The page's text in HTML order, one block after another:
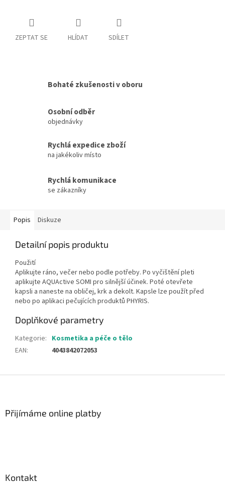
ZEPTAT SE HLÍDAT SDÍLET
Bohaté zkušenosti v oboru
Osobní odběr
objednávky
Rychlá expedice zboží
na jakékoliv místo
Rychlá komunikace
se zákazníky
Popis Diskuze
Detailní popis produktu
Použití
Aplikujte ráno, večer nebo podle potřeby. Po vyčištění pleti
aplikujte AQUActive SOMI pro silnější účinek. Poté otevřete
kapsli a naneste na obličej, krk a dekolt. Kapsle lze použít před
nebo po aplikaci pečujících produktů PHYRIS.
Doplňkové parametry
Kategorie: Kosmetika a péče o tělo
EAN: 4043842072053
Přijímáme online platby
Kontakt